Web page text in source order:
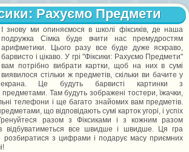
Рахуємо Предмети
І знову ми опиняємося в школі фіксиків, де наша
подружка Сімка буде вчити нас премудростям
арифметики. Цього разу все буде дуже яскраво,
барвисто і цікаво. У грі "Фіксики: Рахуємо Предмети"
вам потрібно вибрати картки, щоб на них в сумі
виявилося стільки ж предметів, скільки ви бачите у
екрана. Це будуть барвисті картинки з
Там будуть зображені тостери, їжачки,
телефони і ще багато знайомих вам предметів.
що відповідають сумі карток угорі, і успіх
разом з Фіксиками і з кожним разом
відбуватиметься все швидше і швидше. Ця гра
з цифрами і подарує масу приємних